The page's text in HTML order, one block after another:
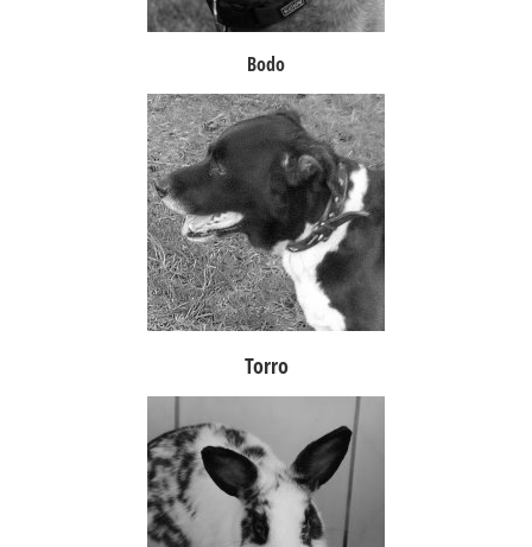
Bodo
Torro